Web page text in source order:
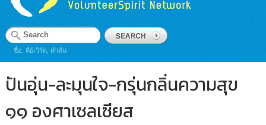
ชื่อ, คีย์เวิร์ด, คำค้น
ปันอุ่น-ละมุนใจ-กรุ่นกลิ่นความสุข
๑๑ องศาเซลเซียส